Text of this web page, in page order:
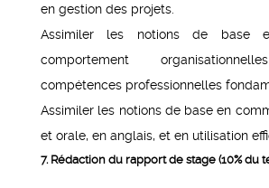
en gestion des projets.
Assimiler les notions de base
comportement
compétences professionnelles
Assimiler les notions de base en
et orale, en anglais, et en utilisation
7. Rédaction du rapport de stage (10% du